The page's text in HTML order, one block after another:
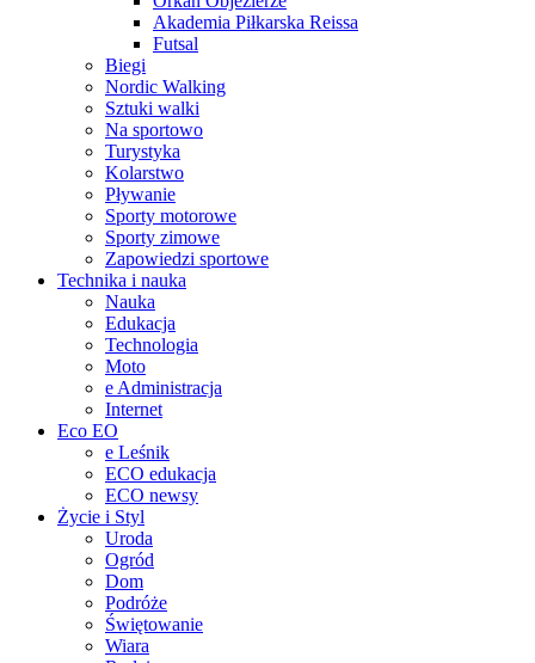
Akademia Piłkarska Reissa
Futsal
Biegi
Nordic Walking
Sztuki walki
Na sportowo
Turystyka
Kolarstwo
Pływanie
Sporty motorowe
Sporty zimowe
Zapowiedzi sportowe
Technika i nauka
Nauka
Edukacja
Technologia
Moto
e Administracja
Internet
Eco EO
e Leśnik
ECO edukacja
ECO newsy
Życie i Styl
Uroda
Ogród
Dom
Podróże
Świętowanie
Wiara